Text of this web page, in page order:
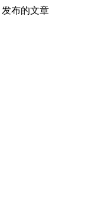
发布的文章